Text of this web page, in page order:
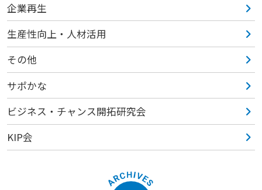
企業再生
生産性向上・人材活用
その他
サポかな
ビジネス・チャンス開拓研究会
KIP会